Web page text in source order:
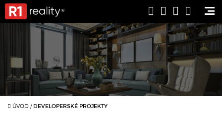
ÚVOD / DEVELOPERSKÉ PROJEKTY